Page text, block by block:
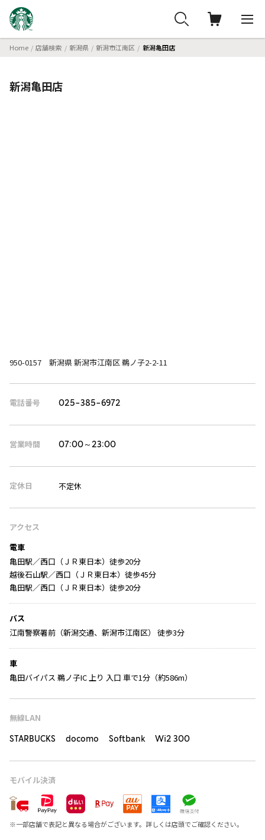
Home 店舗検索 新潟県 新潟市江南区 新潟亀田店
新潟亀田店
950-0157 新潟県 新潟市江南区 鵜ノ子2-2-11
電話番号 025-385-6972
営業時間 07:00～23:00
定休日 不定休
アクセス
電車
亀田駅／西口（ＪＲ東日本）徒歩20分
越後石山駅／西口（ＪＲ東日本）徒歩45分
亀田駅／西口（ＪＲ東日本）徒歩20分
バス
江南警察署前（新潟交通、新潟市江南区） 徒歩3分
車
亀田バイパス 鵜ノ子IC 上り 入口 車で1分（約586m）
無線LAN
STARBUCKS docomo Softbank Wi2 300
モバイル決済
※一部店舗で表記と異なる場合がございます。詳しくは店頭でご確認ください。